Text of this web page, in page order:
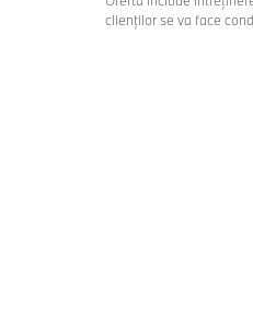
clienților se va face